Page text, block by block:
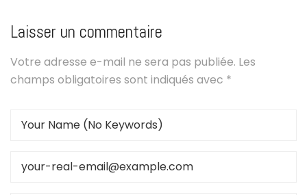
Laisser un commentaire
Votre adresse e-mail ne sera pas publiée. Les
champs obligatoires sont indiqués avec *